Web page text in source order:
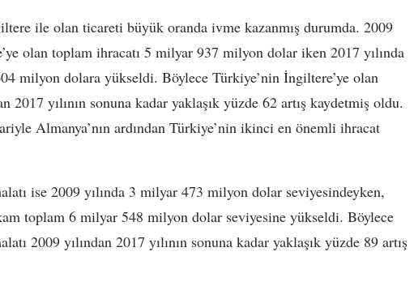
ile olan ticareti büyük oranda ivme kazanmış durumda. 2009
olan toplam ihracatı 5 milyar 937 milyon dolar iken 2017 yılında
milyon dolara yükseldi. Böylece Türkiye’nin İngiltere’ye olan
2017 yılının sonuna kadar yaklaşık yüzde 62 artış kaydetmiş oldu.
Almanya’nın ardından Türkiye’nin ikinci en önemli ihracat
ise 2009 yılında 3 milyar 473 milyon dolar seviyesindeyken,
toplam 6 milyar 548 milyon dolar seviyesine yükseldi. Böylece
2009 yılından 2017 yılının sonuna kadar yaklaşık yüzde 89 artış